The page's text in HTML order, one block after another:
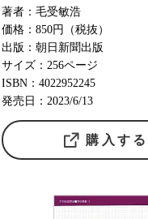
著者：毛受敏浩
価格：850円（税抜）
出版：朝日新聞出版
サイズ：256ページ
ISBN：4022952245
発売日：2023/6/13
購入する